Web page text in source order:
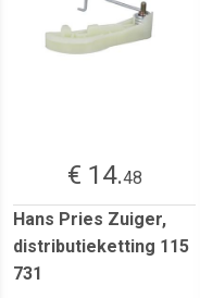
€ 14.48
Hans Pries Zuiger,
distributieketting 115
731